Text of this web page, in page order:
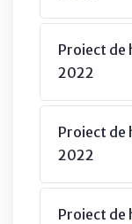
Proiect de
2022
Proiect de
2022
Proiect de